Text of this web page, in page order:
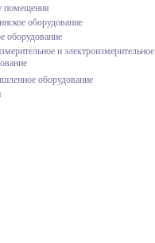
помещения
оборудование
оборудование
и электроизмерительное
оборудование